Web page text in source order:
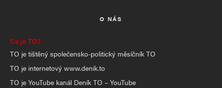
O NÁS
Co je TO?
TO je tištěný společensko-politický měsíčník TO
TO je internetový www.denik.to
TO je YouTube kanál Deník TO – YouTube